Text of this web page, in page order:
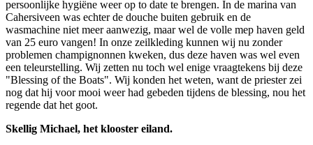
persoonlijke hygiëne weer op to date te brengen. In de marina van
Cahersiveen was echter de douche buiten gebruik en de
wasmachine niet meer aanwezig, maar wel de volle mep haven geld
van 25 euro vangen! In onze zeilkleding kunnen wij nu zonder
problemen champignonnen kweken, dus deze haven was wel even
een teleurstelling. Wij zetten nu toch wel enige vraagtekens bij deze
"Blessing of the Boats". Wij konden het weten, want de priester zei
nog dat hij voor mooi weer had gebeden tijdens de blessing, nou het
regende dat het goot.
Skellig Michael, het klooster eiland.